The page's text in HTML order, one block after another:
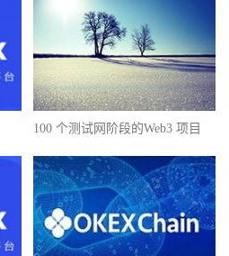
100 个测试网阶段的Web3 项目